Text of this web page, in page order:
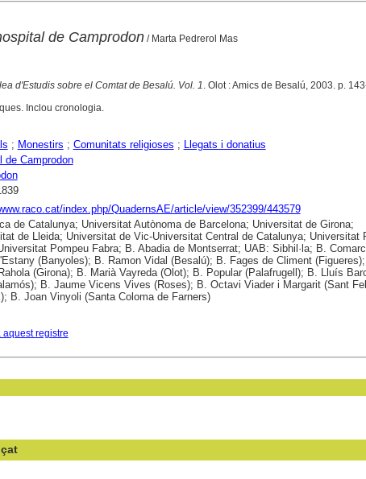
de Camprodon/ Marta Pedrerol Mas
d'Estudis sobre el Comtat de Besalú. Vol. 1. Olot : Amics de Besalú, 2003. p.
Inclou cronologia.
; Monestirs ; Comunitats religioses ;
Llegats i donatius
de Camprodon
index.php/QuadernsAE/article/view/352399/443579
de Catalunya; Universitat Autònoma de Barcelona; Universitat de Girona;
de Lleida; Universitat de Vic-Universitat Central de Catalunya; Universitat
Pompeu Fabra; B. Abadia de Montserrat; UAB: Sibhil·la; B.
(Banyoles); B. Ramon Vidal (Besalú); B. Fages de Climent (Figueres);
(Girona); B. Marià Vayreda (Olot); B. Popular (Palafrugell); B. Lluís
B. Jaume Vicens Vives (Roses); B. Octavi Viader i Margarit (Sant
B. Joan Vinyoli (Santa Coloma de Farners)
aquest registre